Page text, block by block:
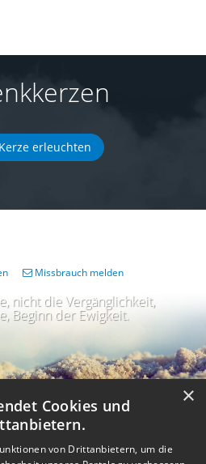
erleuchten
nicht die Vergänglichkeit,
Beginn der Ewigkeit.
Missbrauch melden
×
Cookies und
von Drittanbietern, um die